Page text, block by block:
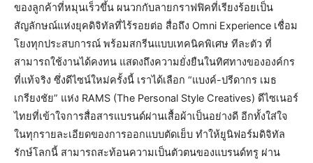
ของลูกค้าที่หมุนเร็วขึ้น ผนวกกับลายกราฟฟิคที่เรียงร้อยเป็น
สัญลักษณ์แห่งยุคดิจิทัลที่ไร้รอยต่อ สื่อถึง Omni Experience เชื่อม
โยงทุกประสบการณ์ พร้อมสกรีนแบบเทคนิคพิเศษ ทีละตัว ที่
สามารถใช้งานได้คงทน แสดงถึงความยั่งยืนในทิศทางขององค์กร
ที่แท้จริง ซึ่งดีไซน์ใหม่ครั้งนี้ เราได้เลือก “แบงค์-ปรีดากร เมธ
เกรียงชัย” แห่ง RAMS (The Personal Style Creatives) ดีไซเนอร์
ไทยที่เข้าใจการสื่อสารแบรนด์ผ่านเสื้อผ้าเป็นอย่างดี อีกทั้งใส่ใจ
ในทุกรายละเอียดของการออกแบบตัดเย็บ ทำให้ยูนิฟอร์มดิจิทัล
รักษ์โลกนี้ สามารถสะท้อนความเป็นตัวตนของแบรนด์ทรู ผ่าน